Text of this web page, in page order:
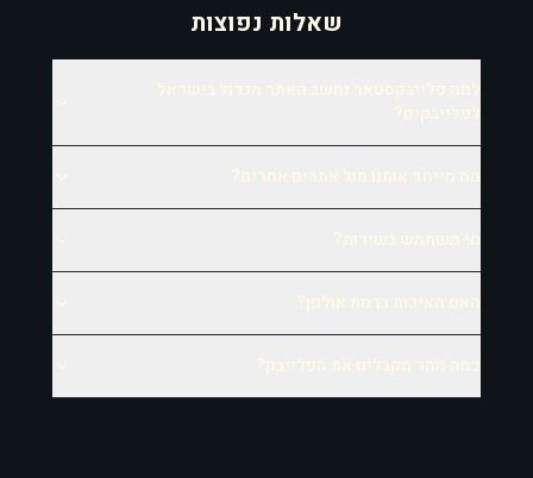
שאלות נפוצות